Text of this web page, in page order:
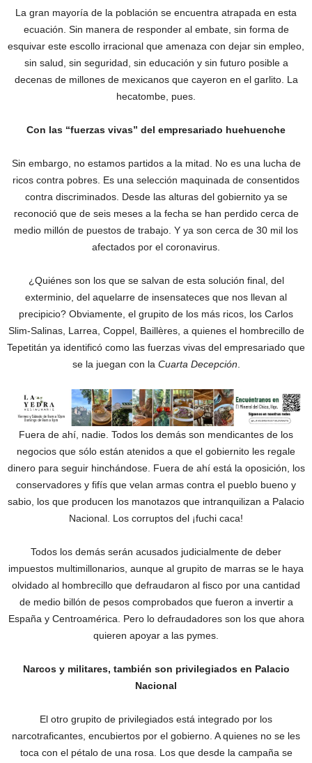
La gran mayoría de la población se encuentra atrapada en esta
ecuación. Sin manera de responder al embate, sin forma de
esquivar este escollo irracional que amenaza con dejar sin empleo,
sin salud, sin seguridad, sin educación ‎y sin futuro posible a
decenas de millones de mexicanos que cayeron en el garlito. La
hecatombe, pues.
Con las “fuerzas vivas” del empresariado huehuenche
‎Sin embargo, no estamos partidos a la mitad. No es una lucha de
ricos contra pobres. Es una selección maquinada de consentidos
contra discriminados.‎ Desde las alturas del gobiernito ya se
reconoció que de seis meses a la fecha se han perdido cerca de
medio millón de puestos de trabajo. Y ya son cerca de 30 mil los
afectados por el coronavirus.
¿Quiénes son los que se salvan de esta solución final, del
exterminio, del aquelarre de insensateces que nos llevan al
precipicio? Obviamente, el grupito de los más ricos, los Carlos
Slim-Salinas, Larrea, Coppel, Baillères, a quienes el hombrecillo de
Tepetitán ya identificó como las fuerzas vivas del empresariado que
se la juegan con la Cuarta Decepción
Fuera de ahí, nadie. Todos los demás son mendicantes de los
negocios que sólo están atenidos a que el gobiernito les regale
dinero para seguir hinchándose. Fuera de ahí está la oposición, los
conservadores y fifís que velan armas contra el pueblo bueno y
sabio, los que producen los manotazos que intranquilizan a Palacio
Nacional. Los corruptos del ¡fuchi caca!
Todos los demás serán acusados judicialmente de deber
impuestos multimillonarios, aunque al grupito de marras se le haya
olvidado al hombrecillo que defraudaron al fisco por una cantidad
de medio billón de pesos comprobados que fueron a invertir a
España y Centroamérica. Pero lo defraudadores son los que ahora
quieren apoyar a las pymes.
Narcos y militares, también son privilegiados en Palacio
Nacional
El otro grupito de privilegiados está integrado por los
narcotraficantes, encubiertos por el gobierno. A quienes no se les
toca con el pétalo de una rosa.‎ Los que desde la campaña se